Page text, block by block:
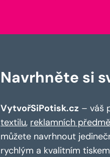
Navrhněte si
VytvořSiPotisk.cz – váš
textilu, reklamních
můžete navrhnout
rychlým a kvalitním